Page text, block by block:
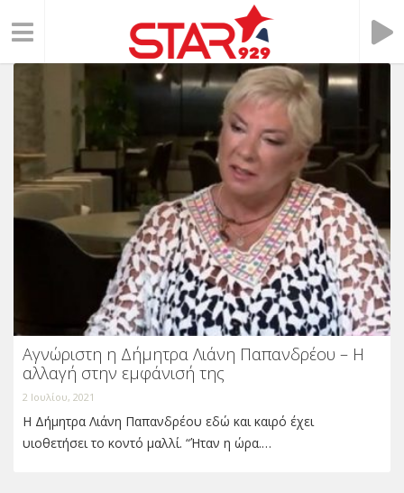
Αγνώριστη η Δήμητρα Λιάνη Παπανδρέου – Η
αλλαγή στην εμφάνισή της
2 Ιουλίου, 2021
Η Δήμητρα Λιάνη Παπανδρέου εδώ και καιρό έχει
υιοθετήσει το κοντό μαλλί. “Ήταν η ώρα.…